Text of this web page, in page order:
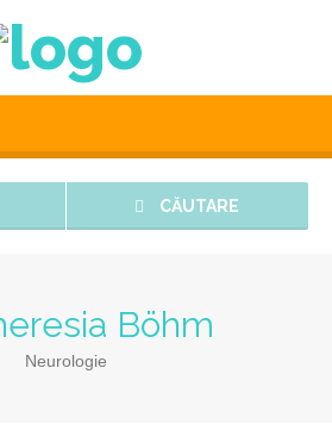
CĂUTARE
Böhm
Neurologie